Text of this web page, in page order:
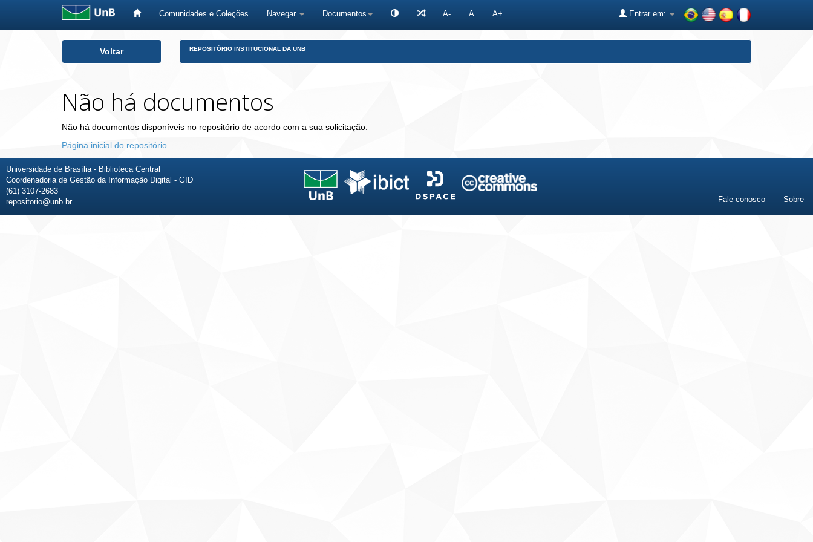
Comunidades e Coleções Navegar Documentos A- A A+ Entrar em:
Voltar REPOSITÓRIO INSTITUCIONAL DA UNB
Não há documentos
Não há documentos disponíveis no repositório de acordo com a sua solicitação.
Página inicial do repositório
Universidade de Brasília - Biblioteca Central
Coordenadoria de Gestão da Informação Digital - GID
(61) 3107-2683
repositorio@unb.br
Fale conosco Sobre